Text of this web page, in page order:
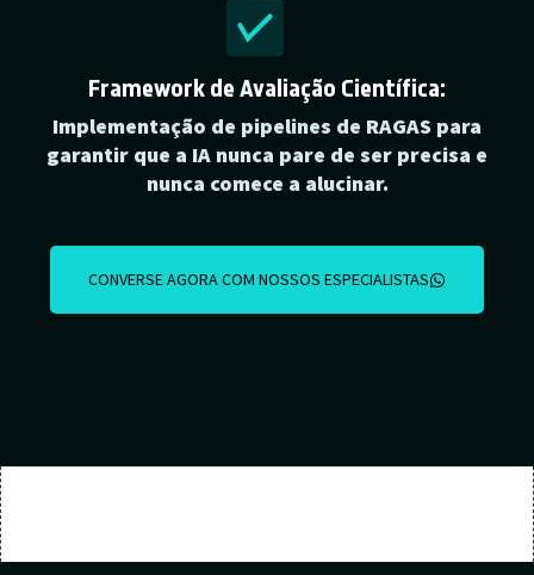
Framework de Avaliação Científica:
Implementação de pipelines de RAGAS para
garantir que a IA nunca pare de ser precisa e
nunca comece a alucinar.
CONVERSE AGORA COM NOSSOS ESPECIALISTAS